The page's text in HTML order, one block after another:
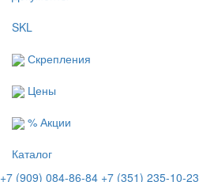
SKL
Скрепления
Цены
% Акции
Каталог
+7 (909) 084-86-84 +7 (351) 235-10-23